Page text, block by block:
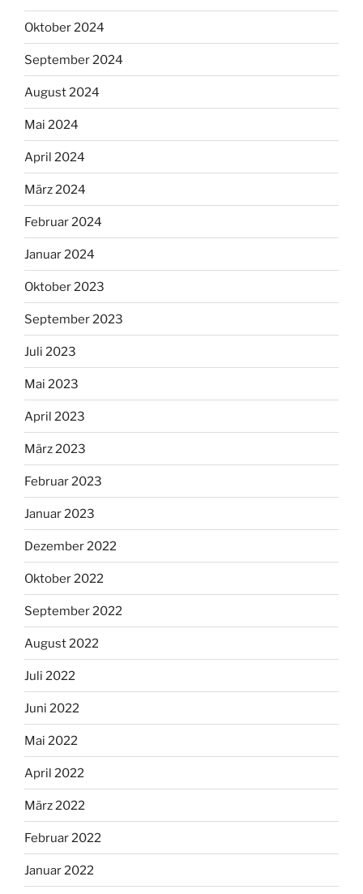
Oktober 2024
September 2024
August 2024
Mai 2024
April 2024
März 2024
Februar 2024
Januar 2024
Oktober 2023
September 2023
Juli 2023
Mai 2023
April 2023
März 2023
Februar 2023
Januar 2023
Dezember 2022
Oktober 2022
September 2022
August 2022
Juli 2022
Juni 2022
Mai 2022
April 2022
März 2022
Februar 2022
Januar 2022